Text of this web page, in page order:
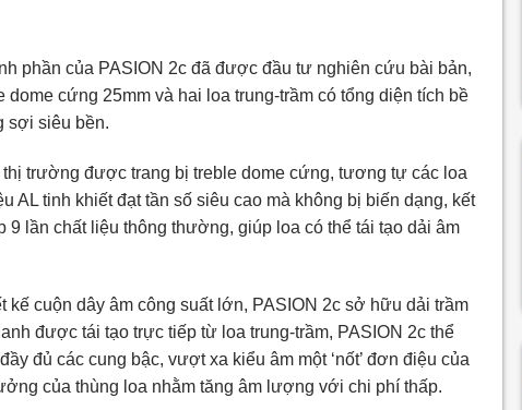
phần của PASION 2c đã được đầu tư nghiên cứu bài bản,
cứng 25mm và hai loa trung-trầm có tổng diện tích bề
sợi siêu bền.
trường được trang bị treble dome cứng, tương tự các loa
tinh khiết đạt tần số siêu cao mà không bị biến dạng, kết
lần chất liệu thông thường, giúp loa có thể tái tạo dải âm
cuộn dây âm công suất lớn, PASION 2c sở hữu dải trầm
được tái tạo trực tiếp từ loa trung-trầm, PASION 2c thể
đủ các cung bậc, vượt xa kiểu âm một ‘nốt’ đơn điệu của
của thùng loa nhằm tăng âm lượng với chi phí thấp.